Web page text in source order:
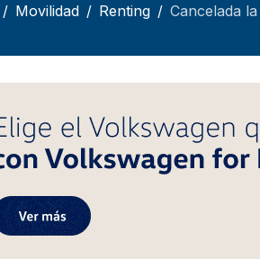
Movilidad Renting Cancelada